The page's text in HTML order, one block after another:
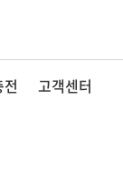
고객센터